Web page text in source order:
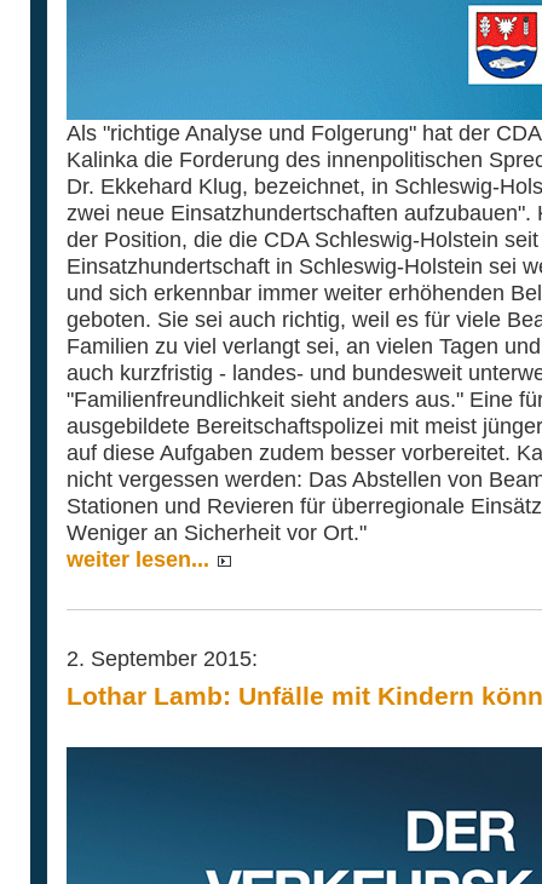
Als "richtige Analyse und Folgerung" hat der
Kalinka die Forderung des innenpolitischen
Dr. Ekkehard Klug, bezeichnet, in Schleswig-
zwei neue Einsatzhundertschaften aufzubauen".
der Position, die die CDA Schleswig-Holstein
Einsatzhundertschaft in Schleswig-Holstein sei
und sich erkennbar immer weiter erhöhenden
geboten. Sie sei auch richtig, weil es für viele
Familien zu viel verlangt sei, an vielen Tagen
auch kurzfristig - landes- und bundesweit
"Familienfreundlichkeit sieht anders aus." Eine
ausgebildete Bereitschaftspolizei mit meist
auf diese Aufgaben zudem besser vorbereitet.
nicht vergessen werden: Das Abstellen von
Stationen und Revieren für überregionale
Weniger an Sicherheit vor Ort."
weiter lesen...
2. September 2015:
Lothar Lamb: Unfälle mit Kindern